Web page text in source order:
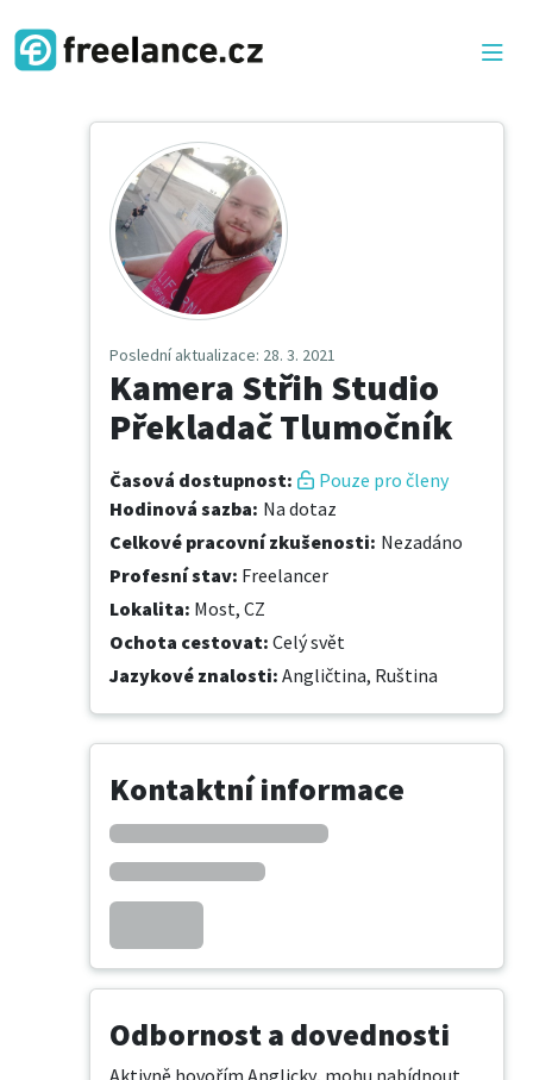
Poslední aktualizace: 28. 3. 2021
Kamera Střih Studio
Překladač Tlumočník
Časová dostupnost:
Pouze pro členy
Hodinová sazba: Na dotaz
Celkové pracovní zkušenosti: Nezadáno
Profesní stav: Freelancer
Lokalita: Most, CZ
Ochota cestovat: Celý svět
Jazykové znalosti: Angličtina, Ruština
Kontaktní informace
Odbornost a dovednosti